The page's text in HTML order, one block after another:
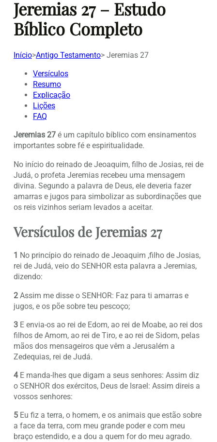
Jeremias 27 – Estudo
Bíblico Completo
Início>Antigo Testamento> Jeremias 27
Versículos
Resumo
Explicação
Lições
FAQ
Jeremias 27 é um capítulo bíblico com ensinamentos
importantes sobre fé e espiritualidade.
No início do reinado de Jeoaquim, filho de Josias, rei de
Judá, o profeta Jeremias recebeu uma mensagem
divina. Segundo a palavra de Deus, ele deveria fazer
amarras e jugos para simbolizar as subordinações que
os reis vizinhos seriam levados a aceitar.
Versículos de Jeremias 27
1 No princípio do reinado de Jeoaquim ,filho de Josias,
rei de Judá, veio do SENHOR esta palavra a Jeremias,
dizendo:
2 Assim me disse o SENHOR: Faz para ti amarras e
jugos, e os põe sobre teu pescoço;
3 E envia-os ao rei de Edom, ao rei de Moabe, ao rei dos
filhos de Amom, ao rei de Tiro, e ao rei de Sidom, pelas
mãos dos mensageiros que vêm a Jerusalém a
Zedequias, rei de Judá.
4E manda-lhes que digam a seus senhores: Assim diz
o SENHOR dos exércitos, Deus de Israel: Assim direis a
vossos senhores:
5 Eu fiz a terra, o homem, e os animais que estão sobre
a face da terra, com meu grande poder e com meu
braço estendido, e a dou a quem for do meu agrado.